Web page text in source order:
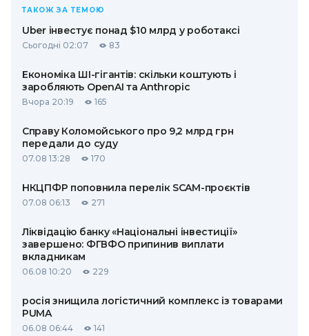
ТАКОЖ ЗА ТЕМОЮ
Uber інвестує понад $10 млрд у роботаксі
Сьогодні 02:07 83
Економіка ШІ-гігантів: скільки коштують і
заробляють OpenAI та Anthropic
Вчора 20:19 165
Справу Коломойського про 9,2 млрд грн
передали до суду
07.08 13:28 170
НКЦПФР поповнила перелік SCAM-проєктів
07.08 06:13 271
Ліквідацію банку «Національні інвестиції»
завершено: ФГВФО припинив виплати
вкладникам
06.08 10:20 229
росія знищила логістичний комплекс із товарами
PUMA
06.08 06:44 141